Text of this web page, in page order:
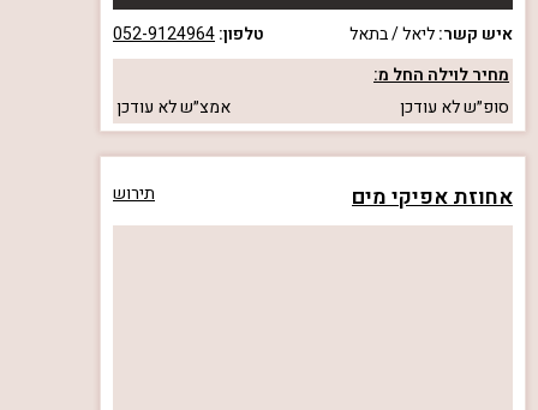
איש קשר:ליאל / בתאל טלפון:052-9124964
מחיר לוילה החל מ:
סופ״שלא עודכן אמצ״שלא עודכן
אחוזת אפיקי מים תירוש